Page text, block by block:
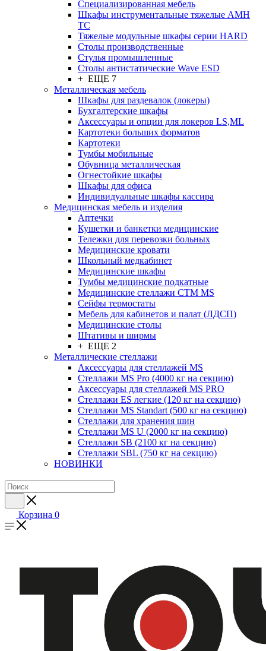
Cпециализированная мебель
Шкафы инструментальные тяжелые AMH
TC
Тяжелые модульные шкафы серии HARD
Столы производственные
Стулья промышленные
Столы антистатические Wave ESD
+ ЕЩЕ 7
Металлическая мебель
Шкафы для раздевалок (локеры)
Бухгалтерские шкафы
Аксессуары и опции для локеров LS,ML
Картотеки больших форматов
Картотеки
Тумбы мобильные
Обувница металлическая
Огнестойкие шкафы
Шкафы для офиса
Индивидуальные шкафы кассира
Медицинская мебель и изделия
Аптечки
Кушетки и банкетки медицинские
Тележки для перевозки больных
Медицинские кровати
Школьный медкабинет
Медицинские шкафы
Тумбы медицинские подкатные
Медицинские стеллажи CTM MS
Сейфы термостаты
Мебель для кабинетов и палат (ЛДСП)
Медицинские столы
Штативы и ширмы
+ ЕЩЕ 2
Металлические стеллажи
Аксессуары для стеллажей MS
Стеллажи MS Pro (4000 кг на секцию)
Аксессуары для стеллажей MS PRO
Стеллажи ES легкие (120 кг на секцию)
Стеллажи MS Standart (500 кг на секцию)
Стеллажи для хранения шин
Стеллажи MS U (2000 кг на секцию)
Стеллажи SB (2100 кг на секцию)
Стеллажи SBL (750 кг на секцию)
НОВИНКИ
Корзина 0